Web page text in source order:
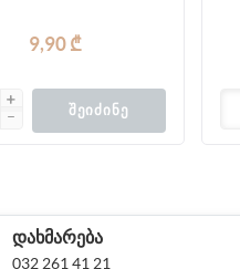
9,90 ₾
ᲨᲔᲘᲫᲘᲜᲔ
ᲓᲐᲮᲛᲐᲠᲔᲑᲐ
032 261 41 21